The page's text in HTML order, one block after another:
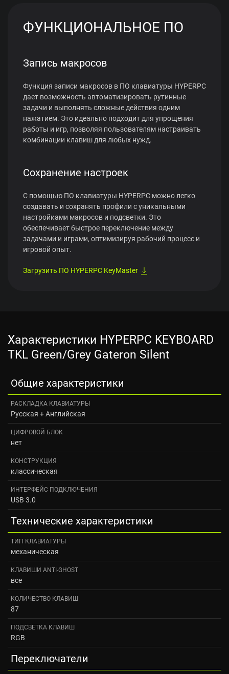
ФУНКЦИОНАЛЬНОЕ ПО
Запись макросов
Функция записи макросов в ПО клавиатуры HYPERPC
дает возможность автоматизировать рутинные
задачи и выполнять сложные действия одним
нажатием. Это идеально подходит для упрощения
работы и игр, позволяя пользователям настраивать
комбинации клавиш для любых нужд.
Сохранение настроек
С помощью ПО клавиатуры HYPERPC можно легко
создавать и сохранять профили с уникальными
настройками макросов и подсветки. Это
обеспечивает быстрое переключение между
задачами и играми, оптимизируя рабочий процесс и
игровой опыт.
Загрузить ПО HYPERPC KeyMaster
Характеристики HYPERPC KEYBOARD
TKL Green/Grey Gateron Silent
Общие характеристики
РАСКЛАДКА КЛАВИАТУРЫ
Русская + Английская
ЦИФРОВОЙ БЛОК
нет
КОНСТРУКЦИЯ
классическая
ИНТЕРФЕЙС ПОДКЛЮЧЕНИЯ
USB 3.0
Технические характеристики
ТИП КЛАВИАТУРЫ
механическая
КЛАВИШИ ANTI-GHOST
все
КОЛИЧЕСТВО КЛАВИШ
87
ПОДСВЕТКА КЛАВИШ
RGB
Переключатели